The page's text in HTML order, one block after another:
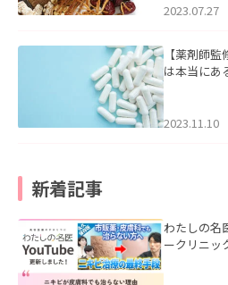
2023.07.27
【薬剤師
は本当にあ
2023.11.10
新着記事
わたしの名
ークリニッ